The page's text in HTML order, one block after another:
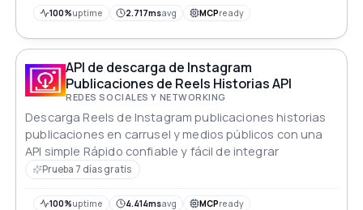
100%uptime 2.717msavg MCPready
API de descarga de Instagram
Publicaciones de Reels Historias API
REDES SOCIALES Y NETWORKING
Descarga Reels de Instagram publicaciones historias
publicaciones en carrusel y medios públicos con una
API simple Rápido confiable y fácil de integrar
Prueba 7 días gratis
100%uptime 4.414msavg MCPready